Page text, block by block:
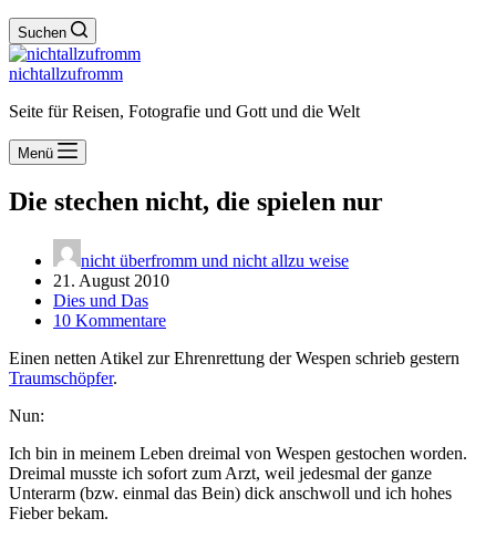
Suchen
nichtallzufromm
Seite für Reisen, Fotografie und Gott und die Welt
Menü
Die stechen nicht, die spielen nur
nicht überfromm und nicht allzu weise
21. August 2010
Dies und Das
10 Kommentare
Einen netten Atikel zur Ehrenrettung der Wespen schrieb gestern
Traumschöpfer.
Nun:
Ich bin in meinem Leben dreimal von Wespen gestochen worden.
Dreimal musste ich sofort zum Arzt, weil jedesmal der ganze
Unterarm (bzw. einmal das Bein) dick anschwoll und ich hohes
Fieber bekam.